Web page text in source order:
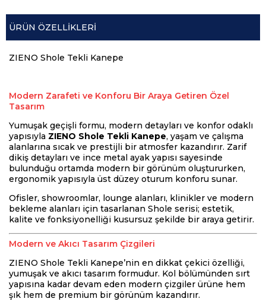
ÜRÜN ÖZELLIKLERI
ZIENO Shole Tekli Kanepe
Modern Zarafeti ve Konforu Bir Araya Getiren Özel
Tasarım
Yumuşak geçişli formu, modern detayları ve konfor odaklı
yapısıyla ZIENO Shole Tekli Kanepe, yaşam ve çalışma
alanlarına sıcak ve prestijli bir atmosfer kazandırır. Zarif
dikiş detayları ve ince metal ayak yapısı sayesinde
bulunduğu ortamda modern bir görünüm oluştururken,
ergonomik yapısıyla üst düzey oturum konforu sunar.
Ofisler, showroomlar, lounge alanları, klinikler ve modern
bekleme alanları için tasarlanan Shole serisi; estetik,
kalite ve fonksiyonelliği kusursuz şekilde bir araya getirir.
Modern ve Akıcı Tasarım Çizgileri
ZIENO Shole Tekli Kanepe’nin en dikkat çekici özelliği,
yumuşak ve akıcı tasarım formudur. Kol bölümünden sırt
yapısına kadar devam eden modern çizgiler ürüne hem
şık hem de premium bir görünüm kazandırır.